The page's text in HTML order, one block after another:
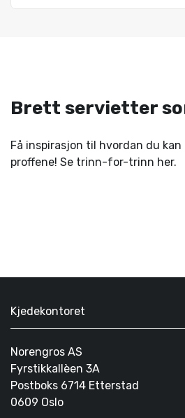
Brett servietter
Få inspirasjon til hvordan du
proffene! Se trinn-for-trinn her.
Kjedekontoret
Norengros AS
Fyrstikkallèen 3A
Postboks 6714 Etterstad
0609 Oslo